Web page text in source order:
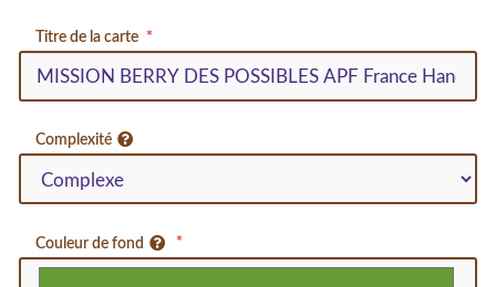
Titre de la carte
Complexité
Couleur de fond